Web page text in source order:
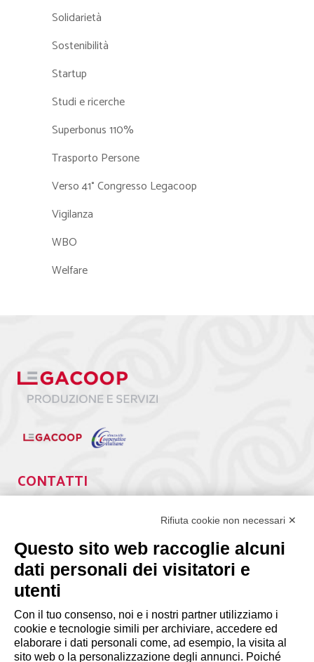
Solidarietà
Sostenibilità
Startup
Studi e ricerche
Superbonus 110%
Trasporto Persone
Verso 41° Congresso Legacoop
Vigilanza
WBO
Welfare
CONTATTI
segreteria@lps.coop
INFORMAZIONI
Rifiuta cookie non necessari ✕
Questo sito web raccoglie alcuni
dati personali dei visitatori e
utenti
Con il tuo consenso, noi e i nostri partner utilizziamo i
cookie e tecnologie simili per archiviare, accedere ed
elaborare i dati personali come, ad esempio, la visita al
sito web o la personalizzazione degli annunci. Poiché